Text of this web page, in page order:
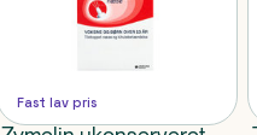
Fast lav pris